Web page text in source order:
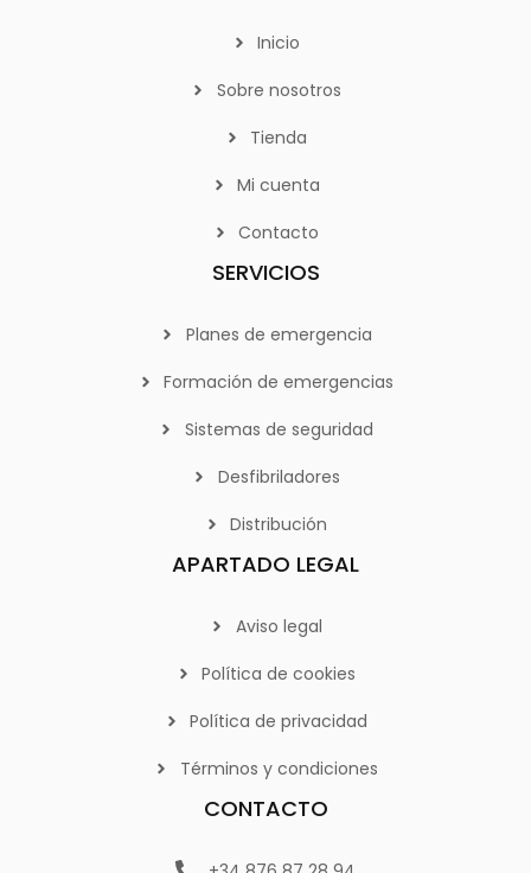
Inicio
Sobre nosotros
Tienda
Mi cuenta
Contacto
SERVICIOS
Planes de emergencia
Formación de emergencias
Sistemas de seguridad
Desfibriladores
Distribución
APARTADO LEGAL
Aviso legal
Política de cookies
Política de privacidad
Términos y condiciones
CONTACTO